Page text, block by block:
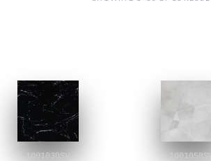
1001030SV 1001058SV